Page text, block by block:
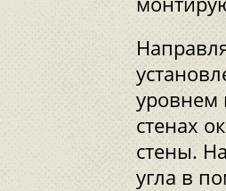
уровнем
стенах
стены.
угла в